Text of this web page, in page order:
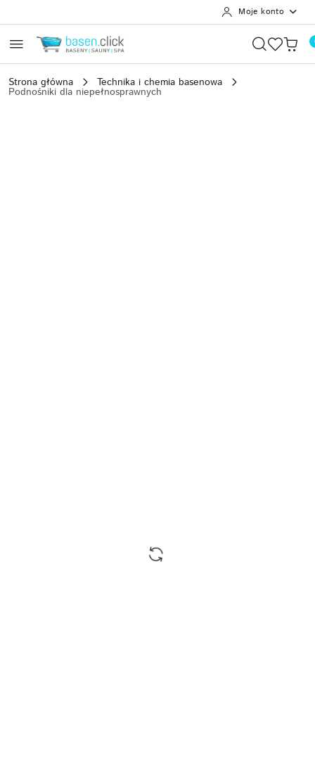
Moje konto
Strona główna Technika i chemia basenowa
Podnośniki dla niepełnosprawnych